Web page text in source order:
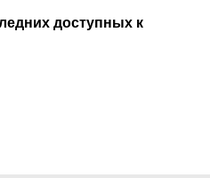
доступных к